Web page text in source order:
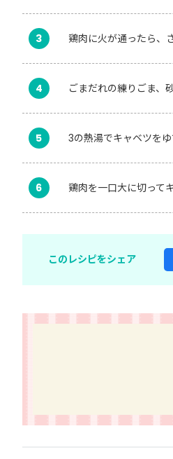
3 鶏肉に火が通ったら、
4 ごまだれの練りごま、
5 3の熱湯でキャベツをゆ
6 鶏肉を一口大に切って
このレシピをシェア